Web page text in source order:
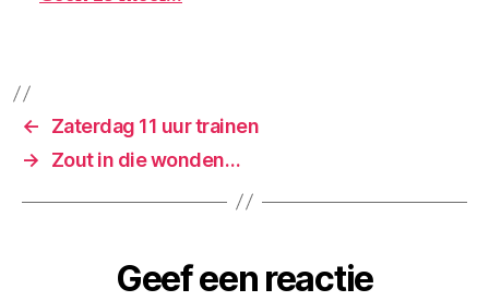
←
Zaterdag 11 uur trainen
→
Zout in die wonden…
Geef een reactie